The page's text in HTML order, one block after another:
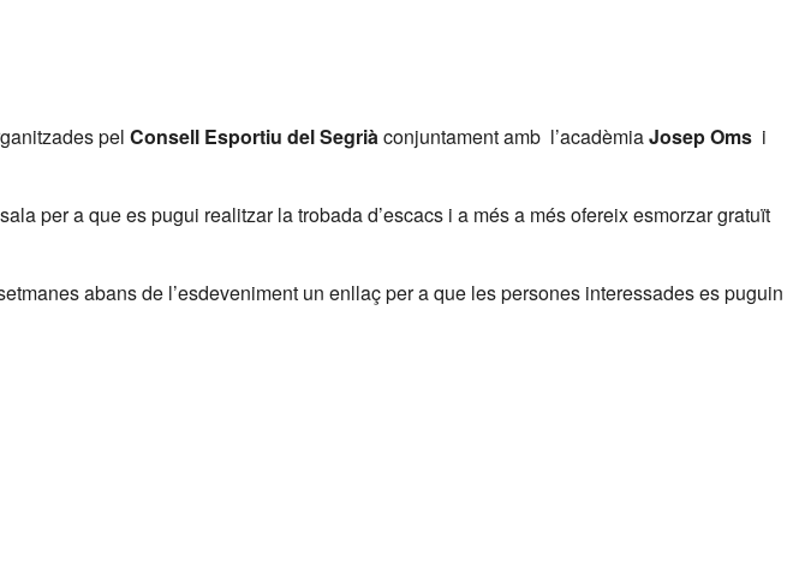
pel Consell Esportiu del Segriàconjuntament amb l’acadèmiaJosep Oms i
per a que es pugui realitzar la trobada d’escacs i a més a més ofereix esmorzar gratuït
abans de l’esdeveniment un enllaç per a que les persones interessades es puguin